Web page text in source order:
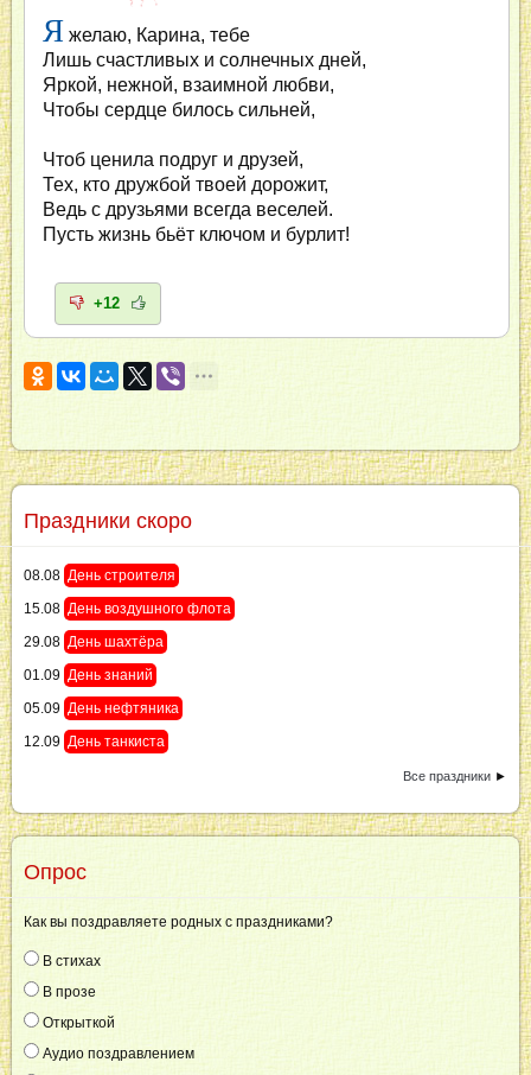
Я желаю, Карина, тебе
Лишь счастливых и солнечных дней,
Яркой, нежной, взаимной любви,
Чтобы сердце билось сильней,
Чтоб ценила подруг и друзей,
Тех, кто дружбой твоей дорожит,
Ведь с друзьями всегда веселей.
Пусть жизнь бьёт ключом и бурлит!
+12
Праздники скоро
08.08 День строителя
15.08 День воздушного флота
29.08 День шахтёра
01.09 День знаний
05.09 День нефтяника
12.09 День танкиста
Все праздники ►
Опрос
Как вы поздравляете родных с праздниками?
В стихах
В прозе
Открыткой
Аудио поздравлением